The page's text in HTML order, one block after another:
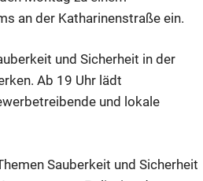
an der Katharinenstraße ein.
und Sicherheit in der
Ab 19 Uhr lädt
und lokale
Sauberkeit und Sicherheit